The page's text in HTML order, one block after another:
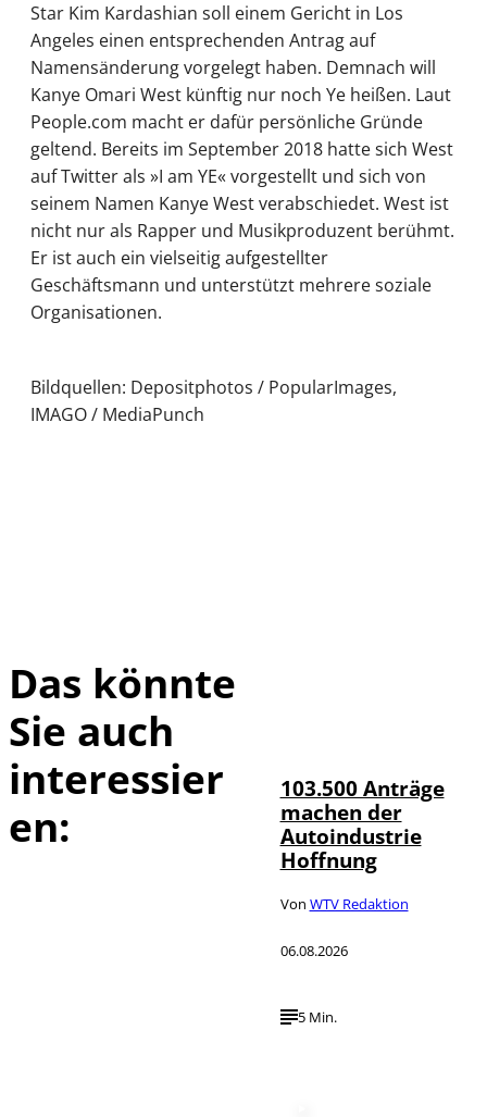
Star Kim Kardashian soll einem Gericht in Los
Angeles einen entsprechenden Antrag auf
Namensänderung vorgelegt haben. Demnach will
Kanye Omari West künftig nur noch Ye heißen. Laut
People.com macht er dafür persönliche Gründe
geltend. Bereits im September 2018 hatte sich West
auf Twitter als »I am YE« vorgestellt und sich von
seinem Namen Kanye West verabschiedet. West ist
nicht nur als Rapper und Musikproduzent berühmt.
Er ist auch ein vielseitig aufgestellter
Geschäftsmann und unterstützt mehrere soziale
Organisationen.
Bildquellen: Depositphotos / PopularImages,
IMAGO / MediaPunch
Das könnte
Sie auch
interessier
en:
103.500 Anträge
machen der
Autoindustrie
Hoffnung
Von WTV Redaktion
06.08.2026
5 Min.